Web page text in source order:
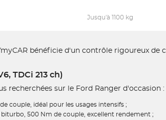
Jusqu'à 1100 kg
bénéficie d'un contrôle rigoureux
TDCi 213 ch)
recherchées sur le Ford Ranger d'occasion :
couple, idéal pour les usages intensifs ;
biturbo, 500 Nm de couple, excellent rendement ;